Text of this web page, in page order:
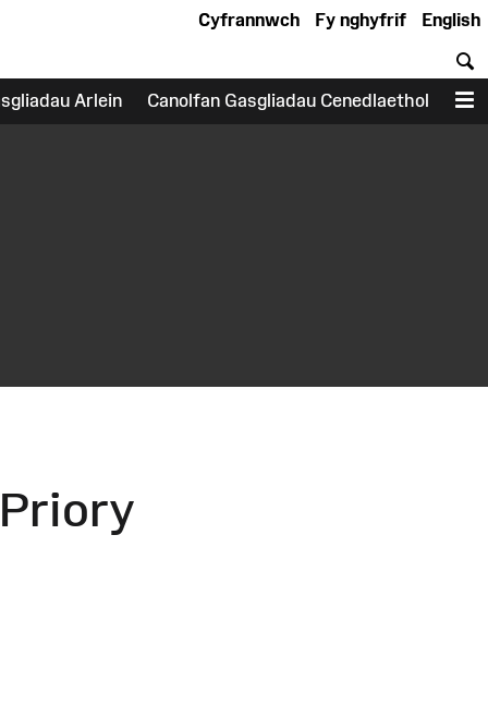
English
Fy nghyfrif
Cyfrannwch
Arlein Canolfan Gasgliadau Cenedlaethol